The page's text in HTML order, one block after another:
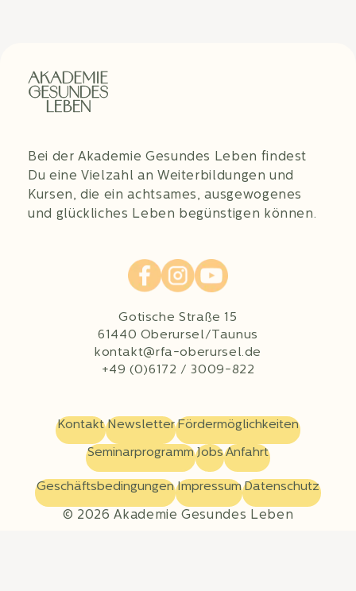
Kontakt Newsletter Fördermöglichkeiten
Seminarprogramm Jobs Anfahrt
Gotische Straße 15
61440 Oberursel/Taunus
kontakt@rfa-oberursel.de
+49 (0)6172 / 3009-822
Bei der Akademie Gesundes Leben findest
Du eine Vielzahl an Weiterbildungen und
Kursen, die ein achtsames, ausgewogenes
und glückliches Leben begünstigen können.
© 2026 Akademie Gesundes Leben
Geschäftsbedingungen Impressum Datenschutz